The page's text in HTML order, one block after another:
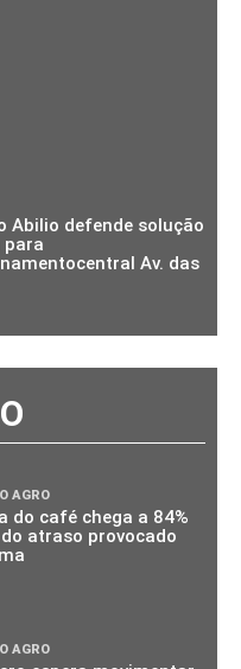
Abilio defende solução
para
Av. das
AGRO
do café chega a 84%
atraso provocado
AGRO